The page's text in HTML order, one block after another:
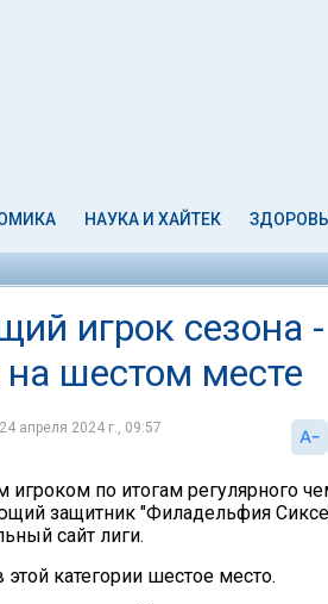
НАУКА И ХАЙТЕК
игрок сезона -
шестом месте
апреля 2024 г., 09:57
по итогам регулярного
защитник "Филадельфия
сайт лиги.
категории шестое место.